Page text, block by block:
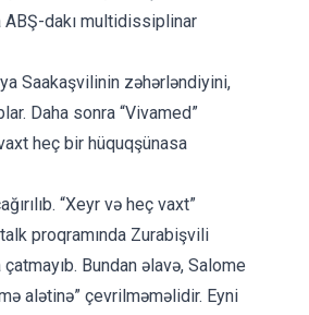
dakı multidissiplinar
Saakaşvilinin zəhərləndiyini,
Daha sonra “Vivamed”
heç bir hüquqşünasa
“Xeyr və heç vaxt”
proqramında Zurabişvili
Bundan əlavə, Salome
alətinə” çevrilməməlidir. Eyni